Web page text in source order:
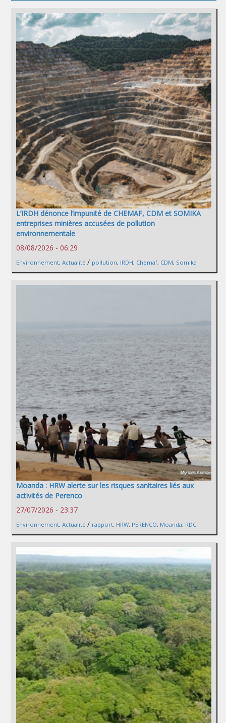
L’IRDH dénonce l’impunité de CHEMAF, CDM et SOMIKA
entreprises minières accusées de pollution
environnementale
08/08/2026 - 06:29
Environnement, Actualité / pollution, IRDH, Chemaf, CDM, Somika
Moanda : HRW alerte sur les risques sanitaires liés aux
activités de Perenco
27/07/2026 - 23:37
Environnement, Actualité / rapport, HRW, PERENCO, Moanda, RDC